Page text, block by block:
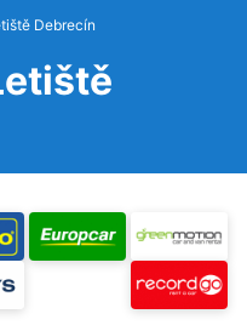
Debrecín